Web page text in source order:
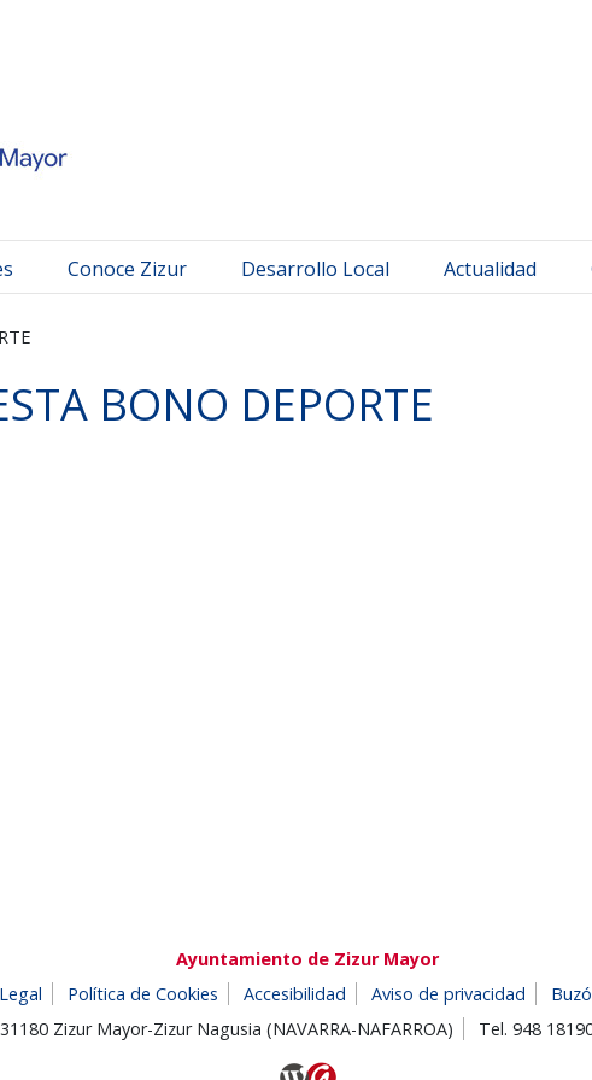
Conoce Zizur Desarrollo Local Actualidad
BONO DEPORTE
Ayuntamiento de Zizur Mayor
Política de Cookies Accesibilidad Aviso de privacidad
Zizur Mayor-Zizur Nagusia (NAVARRA-NAFARROA)
Tel. 948